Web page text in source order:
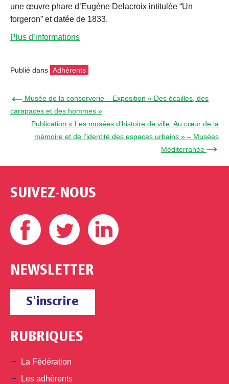
une œuvre phare d’Eugène Delacroix intitulée “Un
forgeron” et datée de 1833.
Plus d’informations
Publié dans Adhérents
← Musée de la conserverie – Exposition « Des écailles, des
carapaces et des hommes »
Publication « Les musées d’histoire de ville. Au cœur de la
mémoire et de l’identité des espaces urbains » – Musées
Méditerranée →
SUIVEZ-NOUS
Facebook Twitter
NEWSLETTER
S'inscrire
RUBRIQUES
La Fédération
Les adhérents